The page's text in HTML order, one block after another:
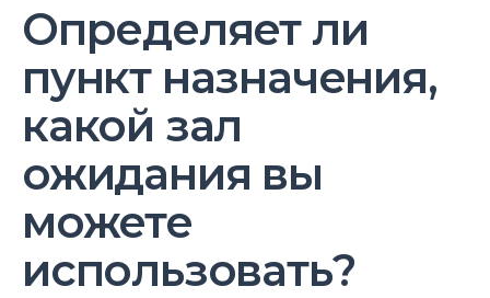
Определяет ли
пункт назначения,
какой зал
ожидания вы
можете
использовать?